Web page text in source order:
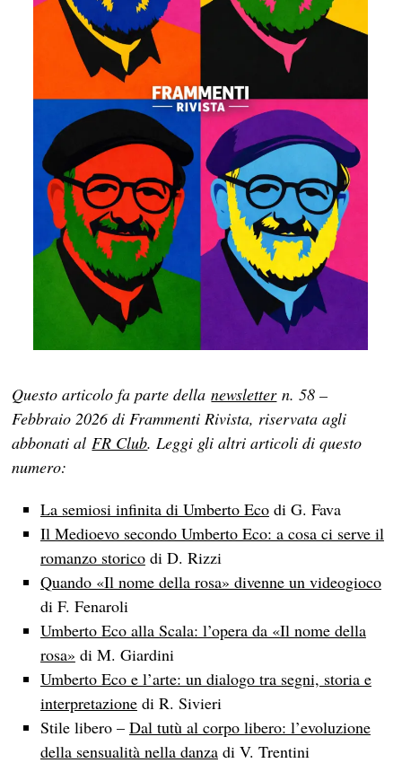
Questo articolo fa parte dellanewslettern. 58 –
Febbraio 2026 di Frammenti Rivista, riservata agli
abbonati al FR Club. Leggi gli altri articoli di questo
numero:
La semiosi infinita di Umberto Ecodi G. Fava
Il Medioevo secondo Umberto Eco: a cosa ci serve il
romanzo storicodi D. Rizzi
Quando «Il nome della rosa» divenne un videogioco
di F. Fenaroli
Umberto Eco alla Scala: l’opera da «Il nome della
rosa» di M. Giardini
Umberto Eco e l’arte: un dialogo tra segni, storia e
interpretazionedi R. Sivieri
Stile libero – Dal tutù al corpo libero: l’evoluzione
della sensualità nella danzadi V. Trentini